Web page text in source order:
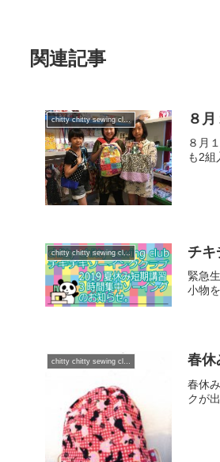
関連記事
chitty chitty sewing club ８
８月
も2組
chitty chitty sewing club チキ
緊急
小物
春
春休
クが